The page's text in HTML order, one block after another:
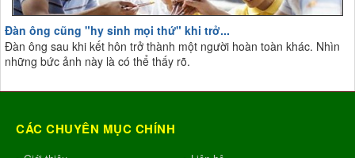
Đàn ông cũng "hy sinh mọi thứ" khi trở...
Đàn ông sau khi kết hôn trở thành một người hoàn toàn khác. Nhìn
những bức ảnh này là có thể thấy rõ.
CÁC CHUYÊN MỤC CHÍNH